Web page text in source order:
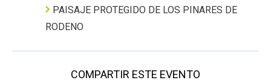
PAISAJE PROTEGIDO DE LOS PINARES DE
RODENO
COMPARTIR ESTE EVENTO